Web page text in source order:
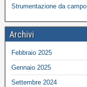
Strumentazione da campo
Archivi
Febbraio 2025
Gennaio 2025
Settembre 2024